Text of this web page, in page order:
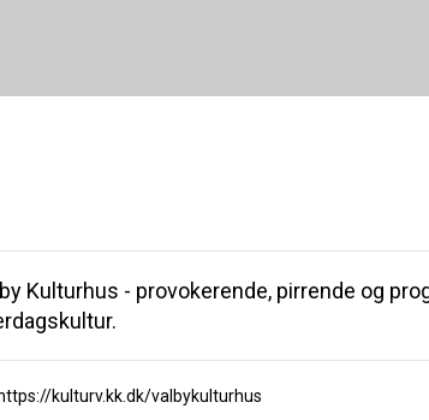
Kulturhus - provokerende, pirrende og
https://kulturv.kk.dk/valbykulturhus